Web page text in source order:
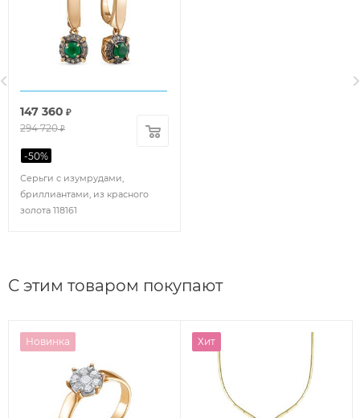
Серьги с изумрудами,
бриллиантами, из красного
золота 118161
147 360 ₽
294 720₽
-50%
С этим товаром покупают
Новинка Хит